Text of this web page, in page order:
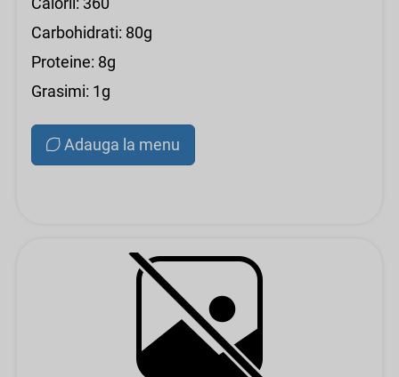
Carbohidrati: 80g
Proteine: 8g
Grasimi: 1g
Adauga la menu